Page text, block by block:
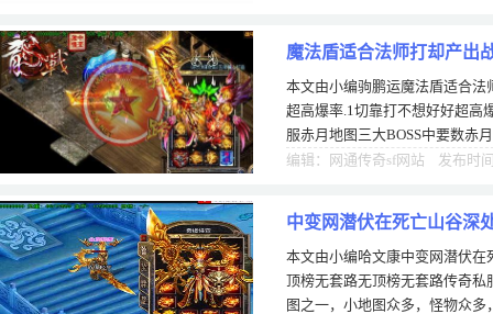
魔法盾适合法师打却产出
本文由小编驹鹏运魔法盾适合法
超高爆率.1切靠打不想好好超高
服赤月地图三大BOSS中要数赤
爆率也是最好00级充的，除了乱
编辑：网通传奇sf网站 发布时
中变网潜伏在死亡山谷深
本文由小编哈文康中变网潜伏
顶榜无套路无顶榜无套路传奇
图之一，小地图众多，怪物众